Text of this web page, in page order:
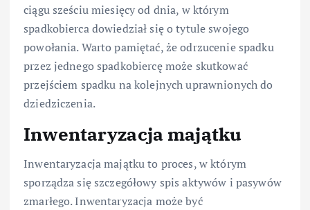
ciągu sześciu miesięcy od dnia, w którym
spadkobierca dowiedział się o tytule swojego
powołania. Warto pamiętać, że odrzucenie spadku
przez jednego spadkobiercę może skutkować
przejściem spadku na kolejnych uprawnionych do
dziedziczenia.
Inwentaryzacja majątku
Inwentaryzacja majątku to proces, w którym
sporządza się szczegółowy spis aktywów i pasywów
zmarłego. Inwentaryzacja może być